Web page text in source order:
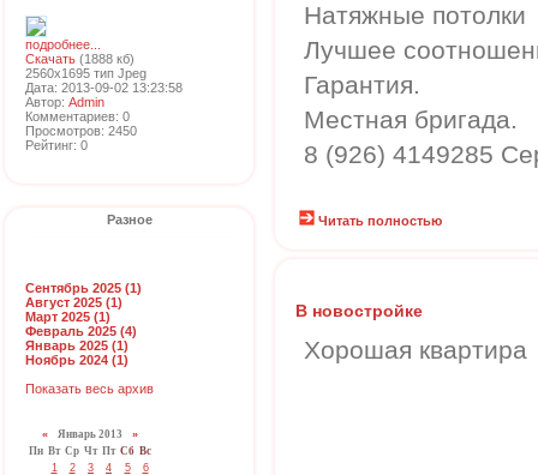
подробнее...
Скачать (1888 кб)
2560x1695 тип Jpeg
Дата: 2013-09-02 13:23:58
Автор: Admin
Комментариев: 0
Просмотров: 2450
Рейтинг: 0
Разное
Сентябрь 2025 (1)
Август 2025 (1)
Март 2025 (1)
Февраль 2025 (4)
Январь 2025 (1)
Ноябрь 2024 (1)
Показать весь архив
« Январь 2013 »
Пн Вт Ср Чт Пт Сб Вс
1
2 3 4 5
6
Натяжные потолки
Лучшее
Гарантия.
Местная бригада.
8 (926) 4149285
Читать полностью
В новостройке
Хорошая квартира